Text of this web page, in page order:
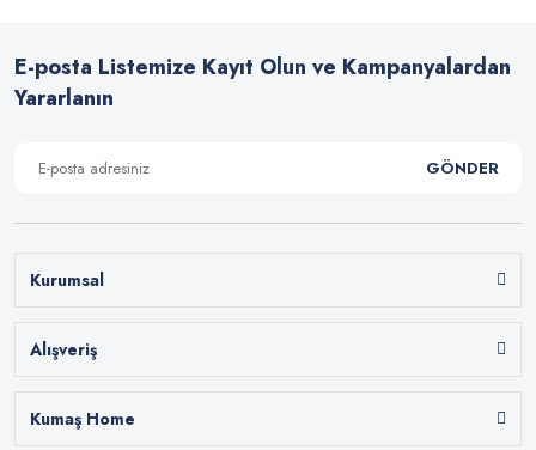
E-posta Listemize Kayıt Olun ve Kampanyalardan
Yararlanın
GÖNDER
Kurumsal
Alışveriş
Kumaş Home